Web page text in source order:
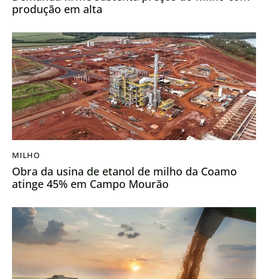
produção em alta
MILHO
Obra da usina de etanol de milho da Coamo
atinge 45% em Campo Mourão